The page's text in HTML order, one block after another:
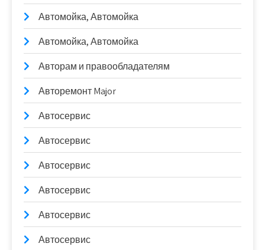
Автомойка, Автомойка
Автомойка, Автомойка
Авторам и правообладателям
Авторемонт Major
Автосервис
Автосервис
Автосервис
Автосервис
Автосервис
Автосервис